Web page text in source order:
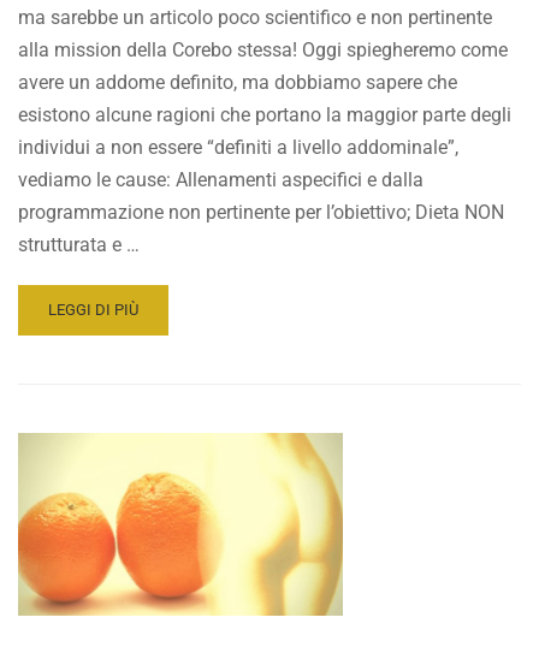
ma sarebbe un articolo poco scientifico e non pertinente
alla mission della Corebo stessa! Oggi spiegheremo come
avere un addome definito, ma dobbiamo sapere che
esistono alcune ragioni che portano la maggior parte degli
individui a non essere “definiti a livello addominale”,
vediamo le cause: Allenamenti aspecifici e dalla
programmazione non pertinente per l’obiettivo; Dieta NON
strutturata e …
READ
MORE
LEGGI DI PIÙ